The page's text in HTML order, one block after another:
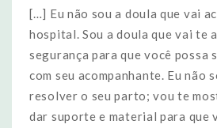
[…] Eu não sou a doula que vai
hospital. Sou a doula que vai te
segurança para que você possa
com seu acompanhante. Eu não
resolver o seu parto; vou te
dar suporte e material para que